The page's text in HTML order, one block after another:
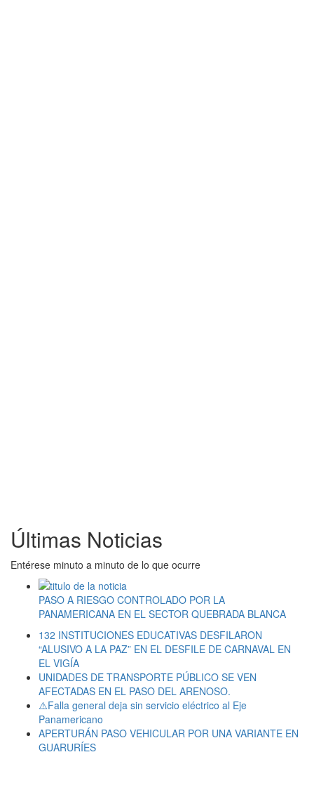
Últimas Noticias
Entérese minuto a minuto de lo que ocurre
PASO A RIESGO CONTROLADO POR LA
PANAMERICANA EN EL SECTOR QUEBRADA BLANCA
132 INSTITUCIONES EDUCATIVAS DESFILARON
“ALUSIVO A LA PAZ” EN EL DESFILE DE CARNAVAL EN
EL VIGÍA
UNIDADES DE TRANSPORTE PÚBLICO SE VEN
AFECTADAS EN EL PASO DEL ARENOSO.
⚠️Falla general deja sin servicio eléctrico al Eje
Panamericano
APERTURÁN PASO VEHICULAR POR UNA VARIANTE EN
GUARURÍES